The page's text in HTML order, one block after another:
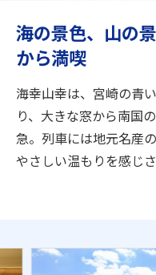
ANA サービス
海の景色、山の
から満喫
海幸山幸は、宮崎の青
り、大きな窓から南国
急。列車には地元名産
やさしい温もりを感じ